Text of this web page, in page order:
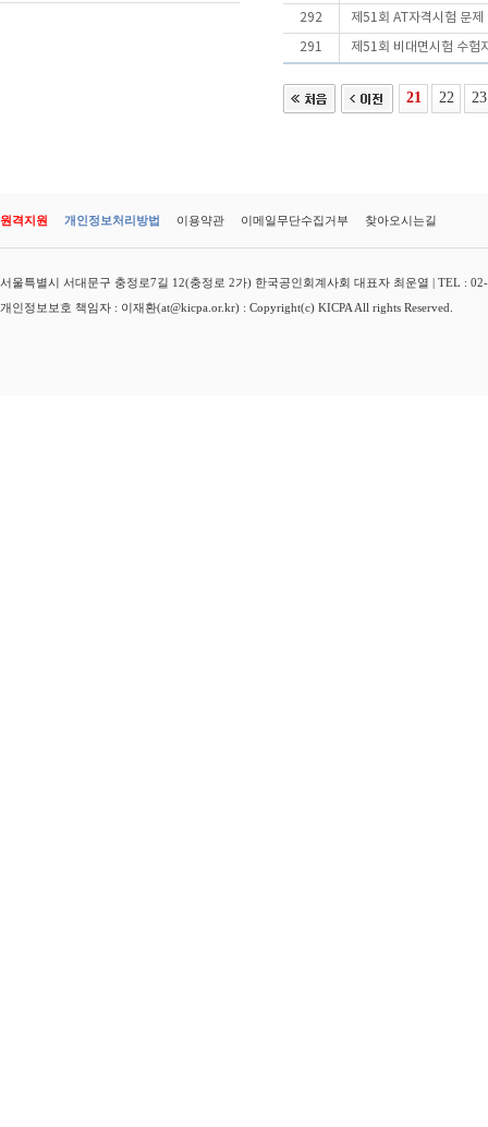
292 제51회 AT자격시험 문
291 제51회 비대면시험 수험
21 22 23
원격지원 개인정보처리방법 이용약관 이메일무단수집거부 찾아오시는길
서울특별시 서대문구 충정로7길 12(충정로 2가) 한국공인회계사회 대표자 최운열 | TEL :
개인정보보호 책임자 : 이재환(at@kicpa.or.kr) : Copyright(c) KICPA All rights Reserved.